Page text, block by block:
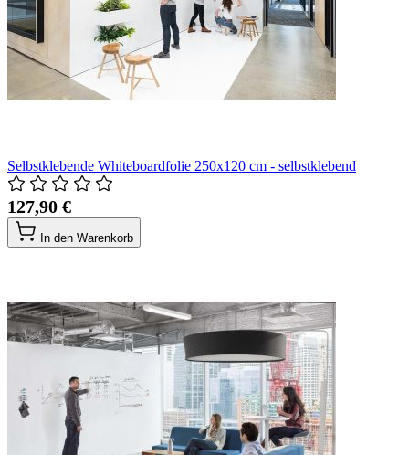
Selbstklebende Whiteboardfolie 250x120 cm - selbstklebend
127,90 €
In den Warenkorb